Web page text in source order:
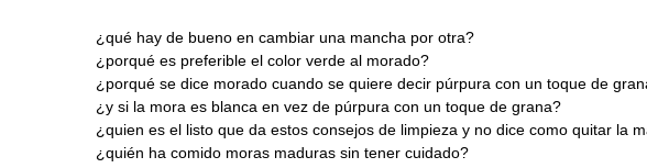
¿qué hay de bueno en cambiar una mancha por otra?
¿porqué es preferible el color verde al morado?
¿porqué se dice morado cuando se quiere decir púrpura con un toque de
¿y si la mora es blanca en vez de púrpura con un toque de grana?
¿quien es el listo que da estos consejos de limpieza y no dice como quitar la
¿quién ha comido moras maduras sin tener cuidado?